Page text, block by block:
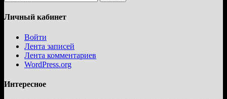
Личный кабинет
Войти
Лента записей
Лента комментариев
WordPress.org
Интересное